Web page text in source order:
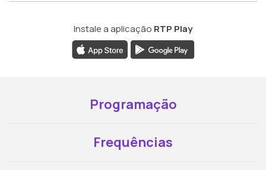
Instale a aplicação RTP Play
Programação
Frequências